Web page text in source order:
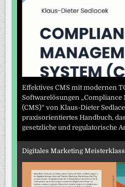
Effektives CMS mit modernen
Softwarelösungen „Compliance
(CMS)“ von Klaus-Dieter
praxisorientiertes Handbuch,
gesetzliche und regulatorische
Digitales Marketing